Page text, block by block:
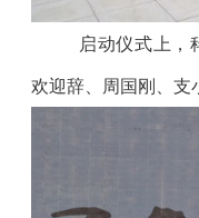
启动仪式上，
欢迎辞、周国刚、支